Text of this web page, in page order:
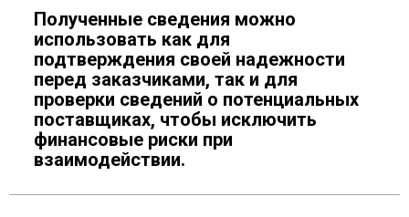
Полученные сведения можно
использовать как для
подтверждения своей надежности
перед заказчиками, так и для
проверки сведений о потенциальных
поставщиках, чтобы исключить
финансовые риски при
взаимодействии.